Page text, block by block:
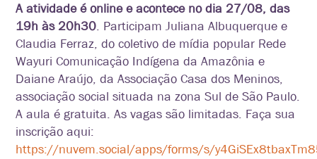
A atividade é online e acontece no dia 27/08, das
19h às 20h30. Participam Juliana Albuquerque e
Claudia Ferraz, do coletivo de mídia popular Rede
Wayuri Comunicação Indígena da Amazônia e
Daiane Araújo, da Associação Casa dos Meninos,
associação social situada na zona Sul de São Paulo.
A aula é gratuita. As vagas são limitadas. Faça sua
inscrição aqui:
https://nuvem.social/apps/forms/s/